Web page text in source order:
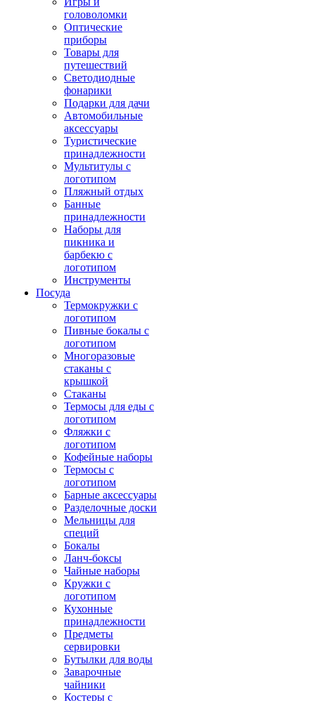
головоломки
Оптические
приборы
Товары для
путешествий
Светодиодные
фонарики
Подарки для дачи
Автомобильные
аксессуары
Туристические
принадлежности
Мультитулы с
логотипом
Пляжный отдых
Банные
принадлежности
Наборы для
пикника и
барбекю с
логотипом
Инструменты
Посуда
Термокружки с
логотипом
Пивные бокалы с
логотипом
Многоразовые
стаканы с
крышкой
Стаканы
Термосы для еды с
логотипом
Фляжки с
логотипом
Кофейные наборы
Термосы с
логотипом
Барные аксессуары
Разделочные доски
Мельницы для
специй
Бокалы
Ланч-боксы
Чайные наборы
Кружки с
логотипом
Кухонные
принадлежности
Предметы
сервировки
Бутылки для воды
Заварочные
чайники
Костеры с